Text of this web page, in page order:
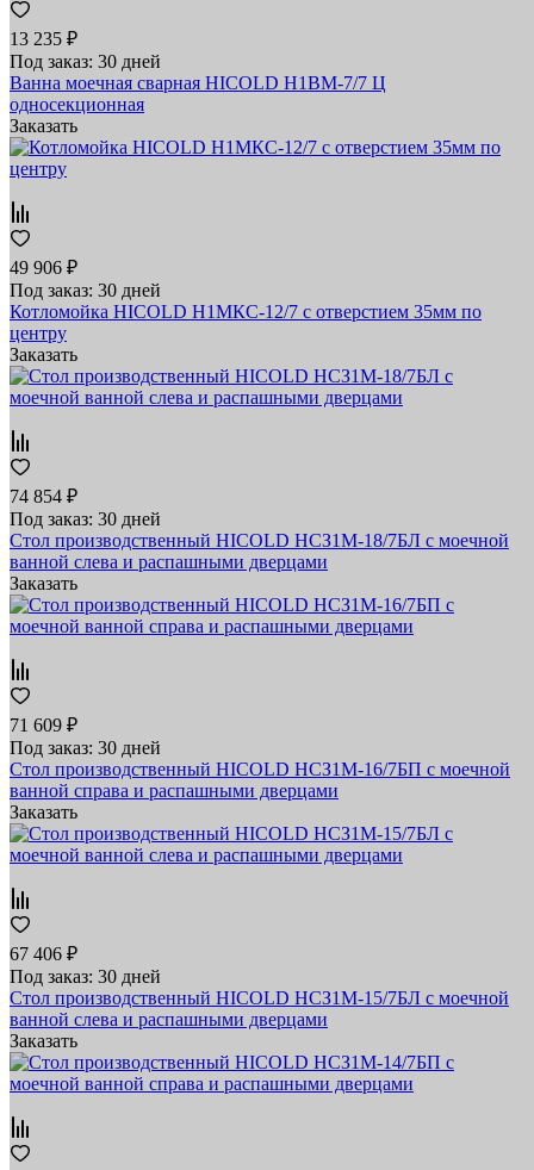
13 235 ₽
Под заказ: 30 дней
Ванна моечная сварная HICOLD Н1ВМ-7/7 Ц
односекционная
Заказать
49 906 ₽
Под заказ: 30 дней
Котломойка HICOLD Н1МКС-12/7 с отверстием 35мм по
центру
Заказать
74 854 ₽
Под заказ: 30 дней
Стол производственный HICOLD НСЗ1М-18/7БЛ с моечной
ванной слева и распашными дверцами
Заказать
71 609 ₽
Под заказ: 30 дней
Стол производственный HICOLD НСЗ1М-16/7БП с моечной
ванной справа и распашными дверцами
Заказать
67 406 ₽
Под заказ: 30 дней
Стол производственный HICOLD НСЗ1М-15/7БЛ с моечной
ванной слева и распашными дверцами
Заказать